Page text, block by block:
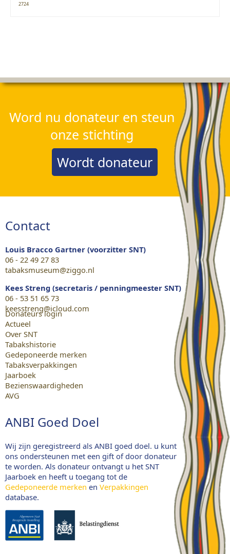
2724
Word nu donateur en steun
onze stichting
Wordt donateur
Contact
Louis Bracco Gartner (voorzitter SNT)
06 - 22 49 27 83
tabaksmuseum@ziggo.nl
Kees Streng (secretaris / penningmeester SNT)
06 - 53 51 65 73
keesstreng@icloud.com
Donateurs login
Actueel
Over SNT
Tabakshistorie
Gedeponeerde merken
Tabaksverpakkingen
Jaarboek
Bezienswaardigheden
AVG
ANBI Goed Doel
Wij zijn geregistreerd als ANBI goed doel. u kunt
ons ondersteunen met een gift of door donateur
te worden. Als donateur ontvangt u het SNT
Jaarboek en heeft u toegang tot de
Gedeponeerde merken en Verpakkingen
database.